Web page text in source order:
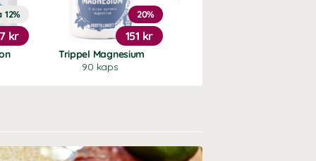
12%
kr
Trippel Magnesium
90 kaps
20%
151 kr